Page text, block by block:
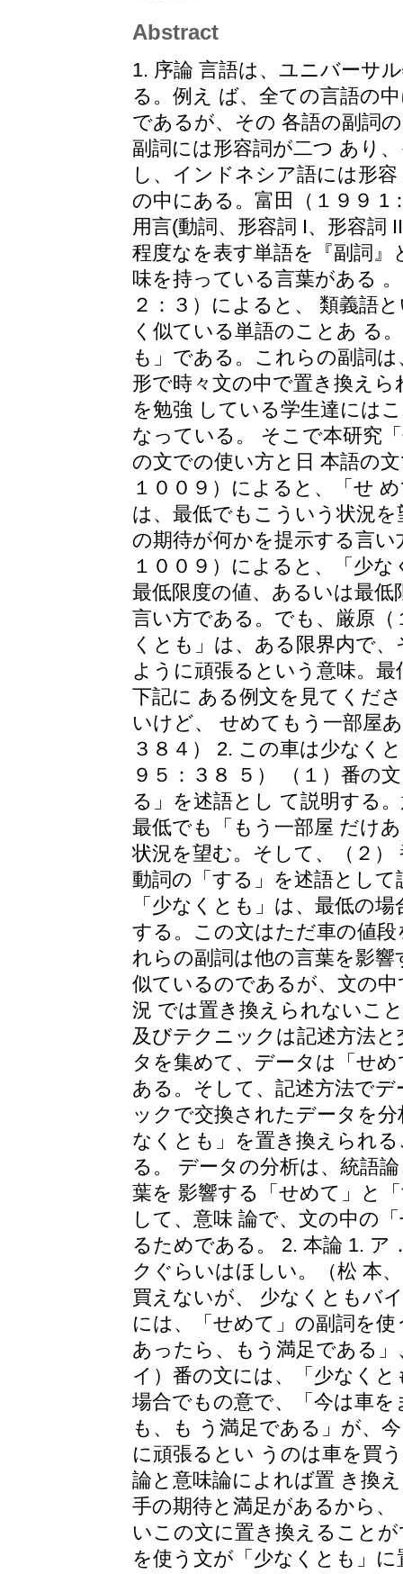
Abstract
1. 序論 言語は、ユニバーサ
る。例え ば、全ての言語の
であるが、その 各語の副詞
副詞には形容詞が二つ あり
し、インドネシア語には形
の中にある。富田（１９９ 1
用言(動詞、形容詞 I、形容詞
程度なを表す単語を『副詞
味を持っている言葉がある
２：３）によると、 類義語
く似ている単語のことあ る
も」である。これらの副詞
形で時々文の中で置き換え
を勉強 している学生達には
なっている。 そこで本研究
の文での使い方と日 本語の
１００９）によると、「せ
は、最低でもこういう状況
の期待が何かを提示する言
１００９）によると、「少
最低限度の値、あるいは最
言い方である。でも、厳原
くとも」は、ある限界内で
ように頑張るという意味。
下記に ある例文を見てくだ
いけど、 せめてもう一部屋
３８４） 2. この車は少なく
９５：３８ ５） （１）番の
る」を述語とし て説明する
最低でも「もう一部屋 だけ
状況を望む。そして、（２
動詞の「する」を述語とし
「少なくとも」は、最低の
する。この文はただ車の値
れらの副詞は他の言葉を影
似ているのであるが、文の
況 では置き換えられないこ
及びテクニックは記述方法
タを集めて、データは「せ
ある。そして、記述方法で
ックで交換されたデータを
なくとも」を置き換えられ
る。 データの分析は、統語
葉を 影響する「せめて」と
して、意味 論で、文の中の
るためである。 2. 本論 1.
クぐらいはほしい。（松 本
買えないが、 少なくともバ
には、「せめて」の副詞を
あったら、もう満足である
イ）番の文には、「少なく
場合でもの意で、「今は車
も、も う満足である」が、
に頑張るとい うのは車を買
論と意味論によれば置 き換
手の期待と満足があるから
いこの文に置き換えること
を使う文が「少なくとも」